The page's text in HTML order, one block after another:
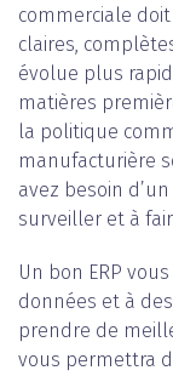
commerciale
claires,
évolue plus
matières
la politique
manufacturière
avez besoin
surveiller et à
Un bon ERP
données et à
prendre de
vous permettra